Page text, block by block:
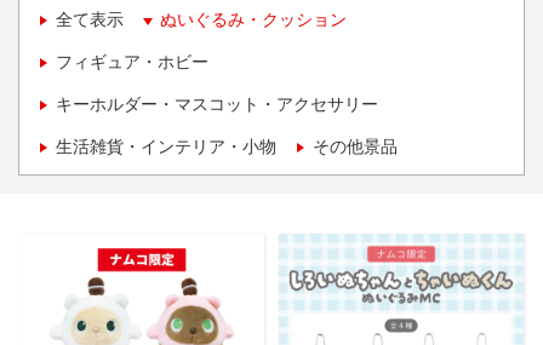
全て表示 ぬいぐるみ・クッション
フィギュア・ホビー
キーホルダー・マスコット・アクセサリー
生活雑貨・インテリア・小物 その他景品